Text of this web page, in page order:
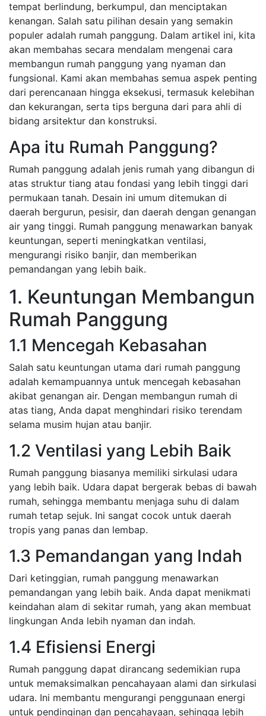
tempat berlindung, berkumpul, dan menciptakan
kenangan. Salah satu pilihan desain yang semakin
populer adalah rumah panggung. Dalam artikel ini, kita
akan membahas secara mendalam mengenai cara
membangun rumah panggung yang nyaman dan
fungsional. Kami akan membahas semua aspek penting
dari perencanaan hingga eksekusi, termasuk kelebihan
dan kekurangan, serta tips berguna dari para ahli di
bidang arsitektur dan konstruksi.
Apa itu Rumah Panggung?
Rumah panggung adalah jenis rumah yang dibangun di
atas struktur tiang atau fondasi yang lebih tinggi dari
permukaan tanah. Desain ini umum ditemukan di
daerah bergurun, pesisir, dan daerah dengan genangan
air yang tinggi. Rumah panggung menawarkan banyak
keuntungan, seperti meningkatkan ventilasi,
mengurangi risiko banjir, dan memberikan
pemandangan yang lebih baik.
1. Keuntungan Membangun
Rumah Panggung
1.1 Mencegah Kebasahan
Salah satu keuntungan utama dari rumah panggung
adalah kemampuannya untuk mencegah kebasahan
akibat genangan air. Dengan membangun rumah di
atas tiang, Anda dapat menghindari risiko terendam
selama musim hujan atau banjir.
1.2 Ventilasi yang Lebih Baik
Rumah panggung biasanya memiliki sirkulasi udara
yang lebih baik. Udara dapat bergerak bebas di bawah
rumah, sehingga membantu menjaga suhu di dalam
rumah tetap sejuk. Ini sangat cocok untuk daerah
tropis yang panas dan lembap.
1.3 Pemandangan yang Indah
Dari ketinggian, rumah panggung menawarkan
pemandangan yang lebih baik. Anda dapat menikmati
keindahan alam di sekitar rumah, yang akan membuat
lingkungan Anda lebih nyaman dan indah.
1.4 Efisiensi Energi
Rumah panggung dapat dirancang sedemikian rupa
untuk memaksimalkan pencahayaan alami dan sirkulasi
udara. Ini membantu mengurangi penggunaan energi
untuk pendinginan dan pencahayaan, sehingga lebih